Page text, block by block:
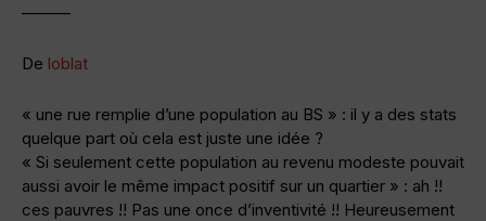
———
De loblat
« une rue remplie d’une population au BS » : il y a des stats
quelque part où cela est juste une idée ?
« Si seulement cette population au revenu modeste pouvait
aussi avoir le même impact positif sur un quartier » : ah !!
ces pauvres !! Pas une once d’inventivité !! Heureusement